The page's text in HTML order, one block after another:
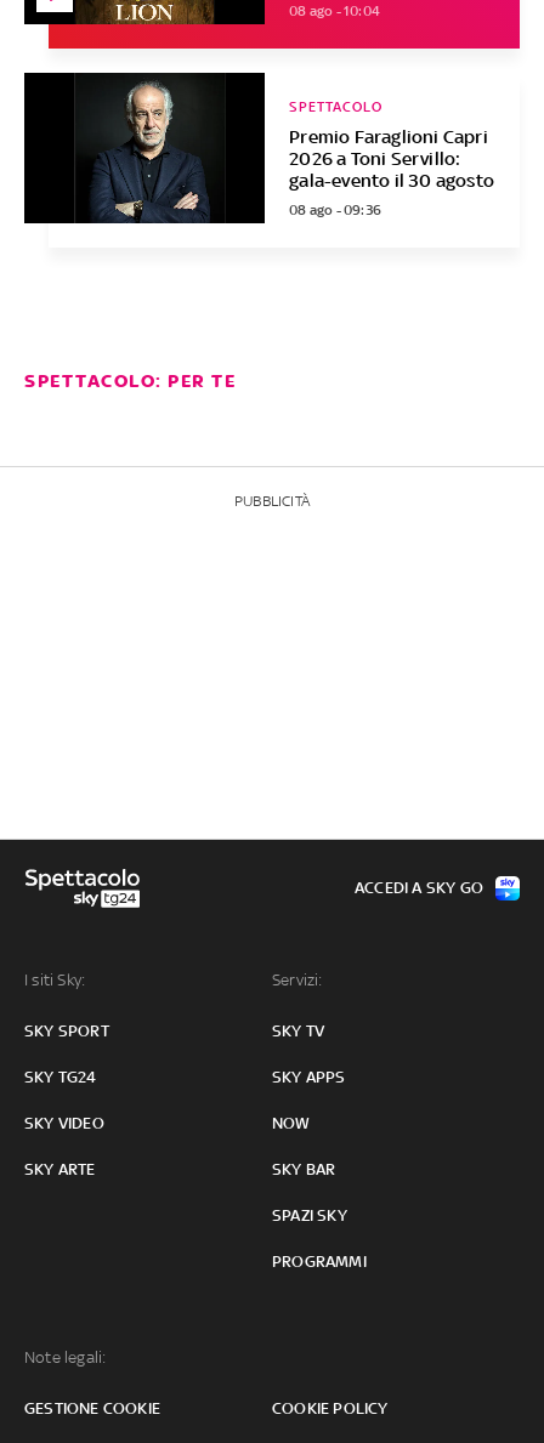
08 ago - 10:04
Premio Faraglioni Capri
2026 a Toni Servillo:
gala-evento il 30 agosto
SPETTACOLO
08 ago - 09:36
SPETTACOLO: PER TE
PUBBLICITÀ
I siti Sky:
SKY SPORT
SKY TG24
SKY VIDEO
SKY ARTE
Servizi:
SKY TV
SKY APPS
NOW
SKY BAR
SPAZI SKY
PROGRAMMI
Note legali:
GESTIONE COOKIE COOKIE POLICY
ACCEDI A SKY GO